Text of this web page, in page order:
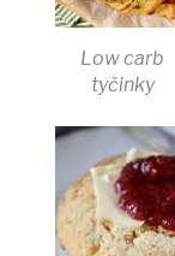
Low carb
tyčinky